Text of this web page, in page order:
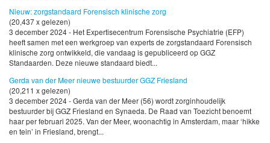
Nieuw: zorgstandaard Forensisch klinische zorg
(20,437 x gelezen)
3 december 2024 - Het Expertisecentrum Forensische Psychiatrie (EFP)
heeft samen met een werkgroep van experts de zorgstandaard Forensisch
klinische zorg ontwikkeld, die vandaag is gepubliceerd op GGZ
Standaarden. Deze nieuwe standaard biedt...
Gerda van der Meer nieuwe bestuurder GGZ Friesland
(20,211 x gelezen)
3 december 2024 - Gerda van der Meer (56) wordt zorginhoudelijk
bestuurder bij GGZ Friesland en Synaeda. De Raad van Toezicht benoemt
haar per februari 2025. Van der Meer, woonachtig in Amsterdam, maar ‘hikke
en tein’ in Friesland, brengt...